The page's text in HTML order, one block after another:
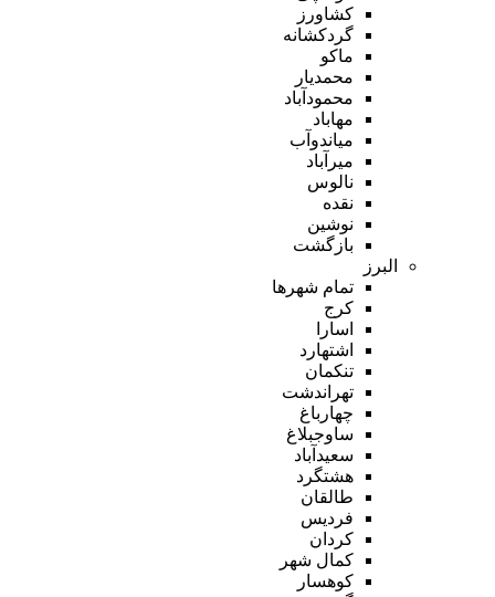
کشاورز
گردکشانه
ماکو
محمدیار
محمودآباد
مهاباد
میاندوآب
میرآباد
نالوس
نقده
نوشین
بازگشت
البرز
تمام شهر‌ها
کرج
اسارا
اشتهارد
تنکمان
تهراندشت
چهارباغ
ساوجبلاغ
سعیدآباد
هشتگرد
طالقان
فردیس
کردان
کمال شهر
کوهسار